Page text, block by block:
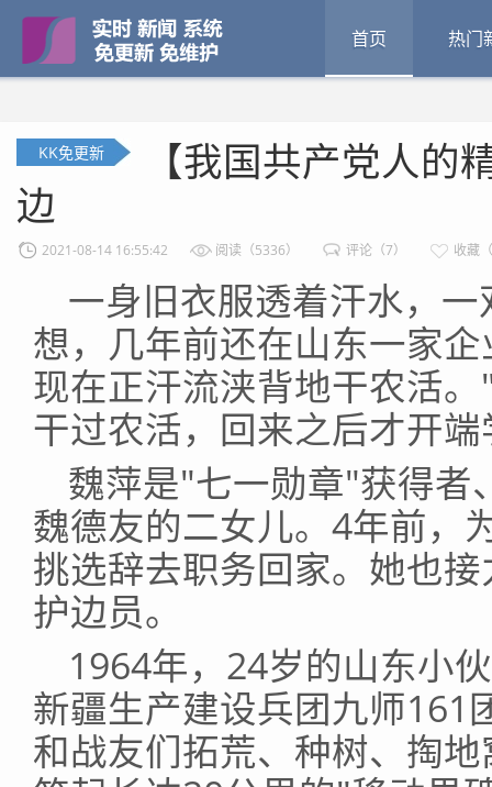
首页 热门
KK免更新
【我国共产党人
边
2021-08-14 16:55:42 阅读（5336） 评论（7） 收藏
一身旧衣服透着汗水，
想，几年前还在山东一家
现在正汗流浃背地干农活
干过农活，回来之后才开
魏萍是"七一勋章"获得者
魏德友的二女儿。4年前，
挑选辞去职务回家。她也
护边员。
1964年，24岁的山东小
新疆生产建设兵团九师161
和战友们拓荒、种树、掏